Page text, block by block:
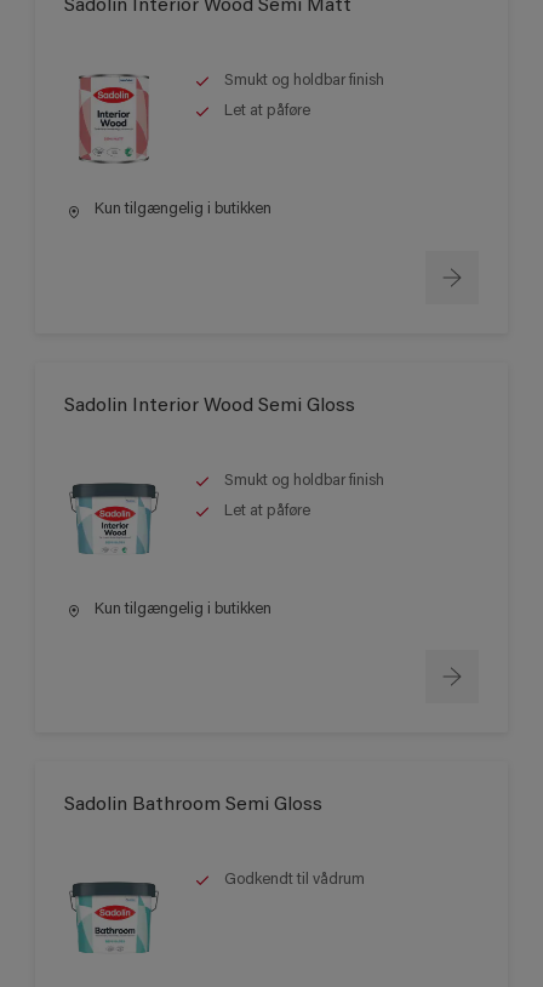
Sadolin Interior Wood Semi Matt
Smukt og holdbar finish
Let at påføre
Kun tilgængelig i butikken
Sadolin Interior Wood Semi Gloss
Smukt og holdbar finish
Let at påføre
Kun tilgængelig i butikken
Sadolin Bathroom Semi Gloss
Godkendt til vådrum